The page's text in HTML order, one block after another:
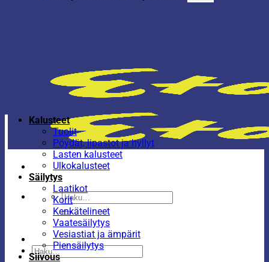
Etsi:
Etsi:
Kalusteet
Tuolit
Pöydät, lipastot ja hyllyt
Lasten kalusteet
Ulkokalusteet
Säilytys
Laatikot
Korit
Kenkätelineet
Vaatesäilytys
Vesiastiat ja ämpärit
Piensäilytys
Siivous